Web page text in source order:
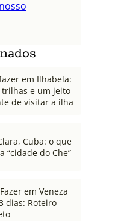
em Ilhabela:
trilhas e um jeito
de visitar a ilha
Cuba: o que
“cidade do Che”
em Veneza
dias: Roteiro